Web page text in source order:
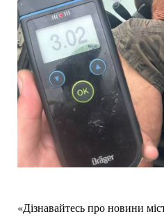
«Дізнавайтесь про новини